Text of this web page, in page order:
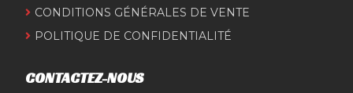
CONDITIONS GÉNÉRALES DE VENTE
POLITIQUE DE CONFIDENTIALITÉ
CONTACTEZ-NOUS